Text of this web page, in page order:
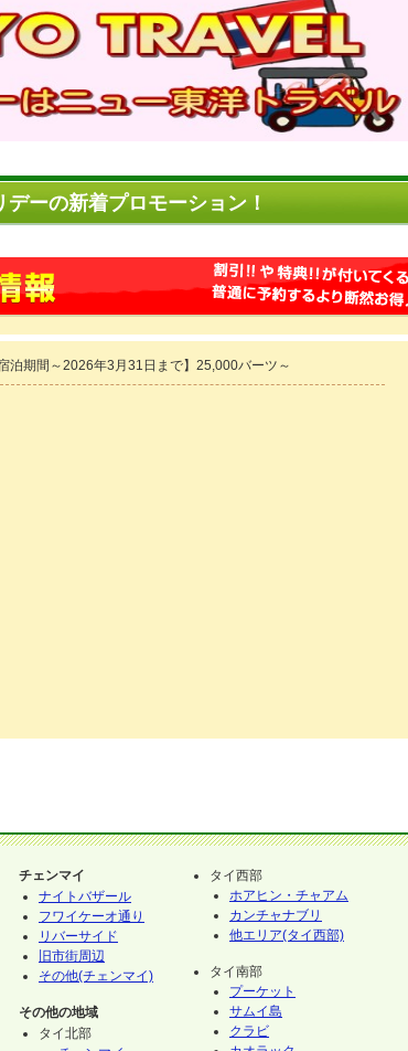
ーの新着プロモーション！
宿泊期間～2026年3月31日まで】25,000バーツ～
チェンマイ
ナイトバザール
フワイケーオ通り
リバーサイド
旧市街周辺
その他(チェンマイ)
その他の地域
タイ北部
タイ西部
ホアヒン・チャアム
カンチャナブリ
他エリア(タイ西部)
タイ南部
プーケット
サムイ島
クラビ